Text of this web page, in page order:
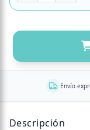
Envío
Descripción